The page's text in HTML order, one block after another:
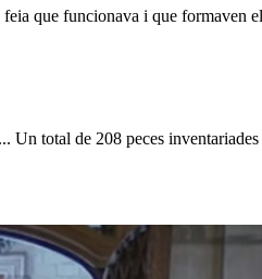
feia que funcionava i que formaven
total de 208 peces